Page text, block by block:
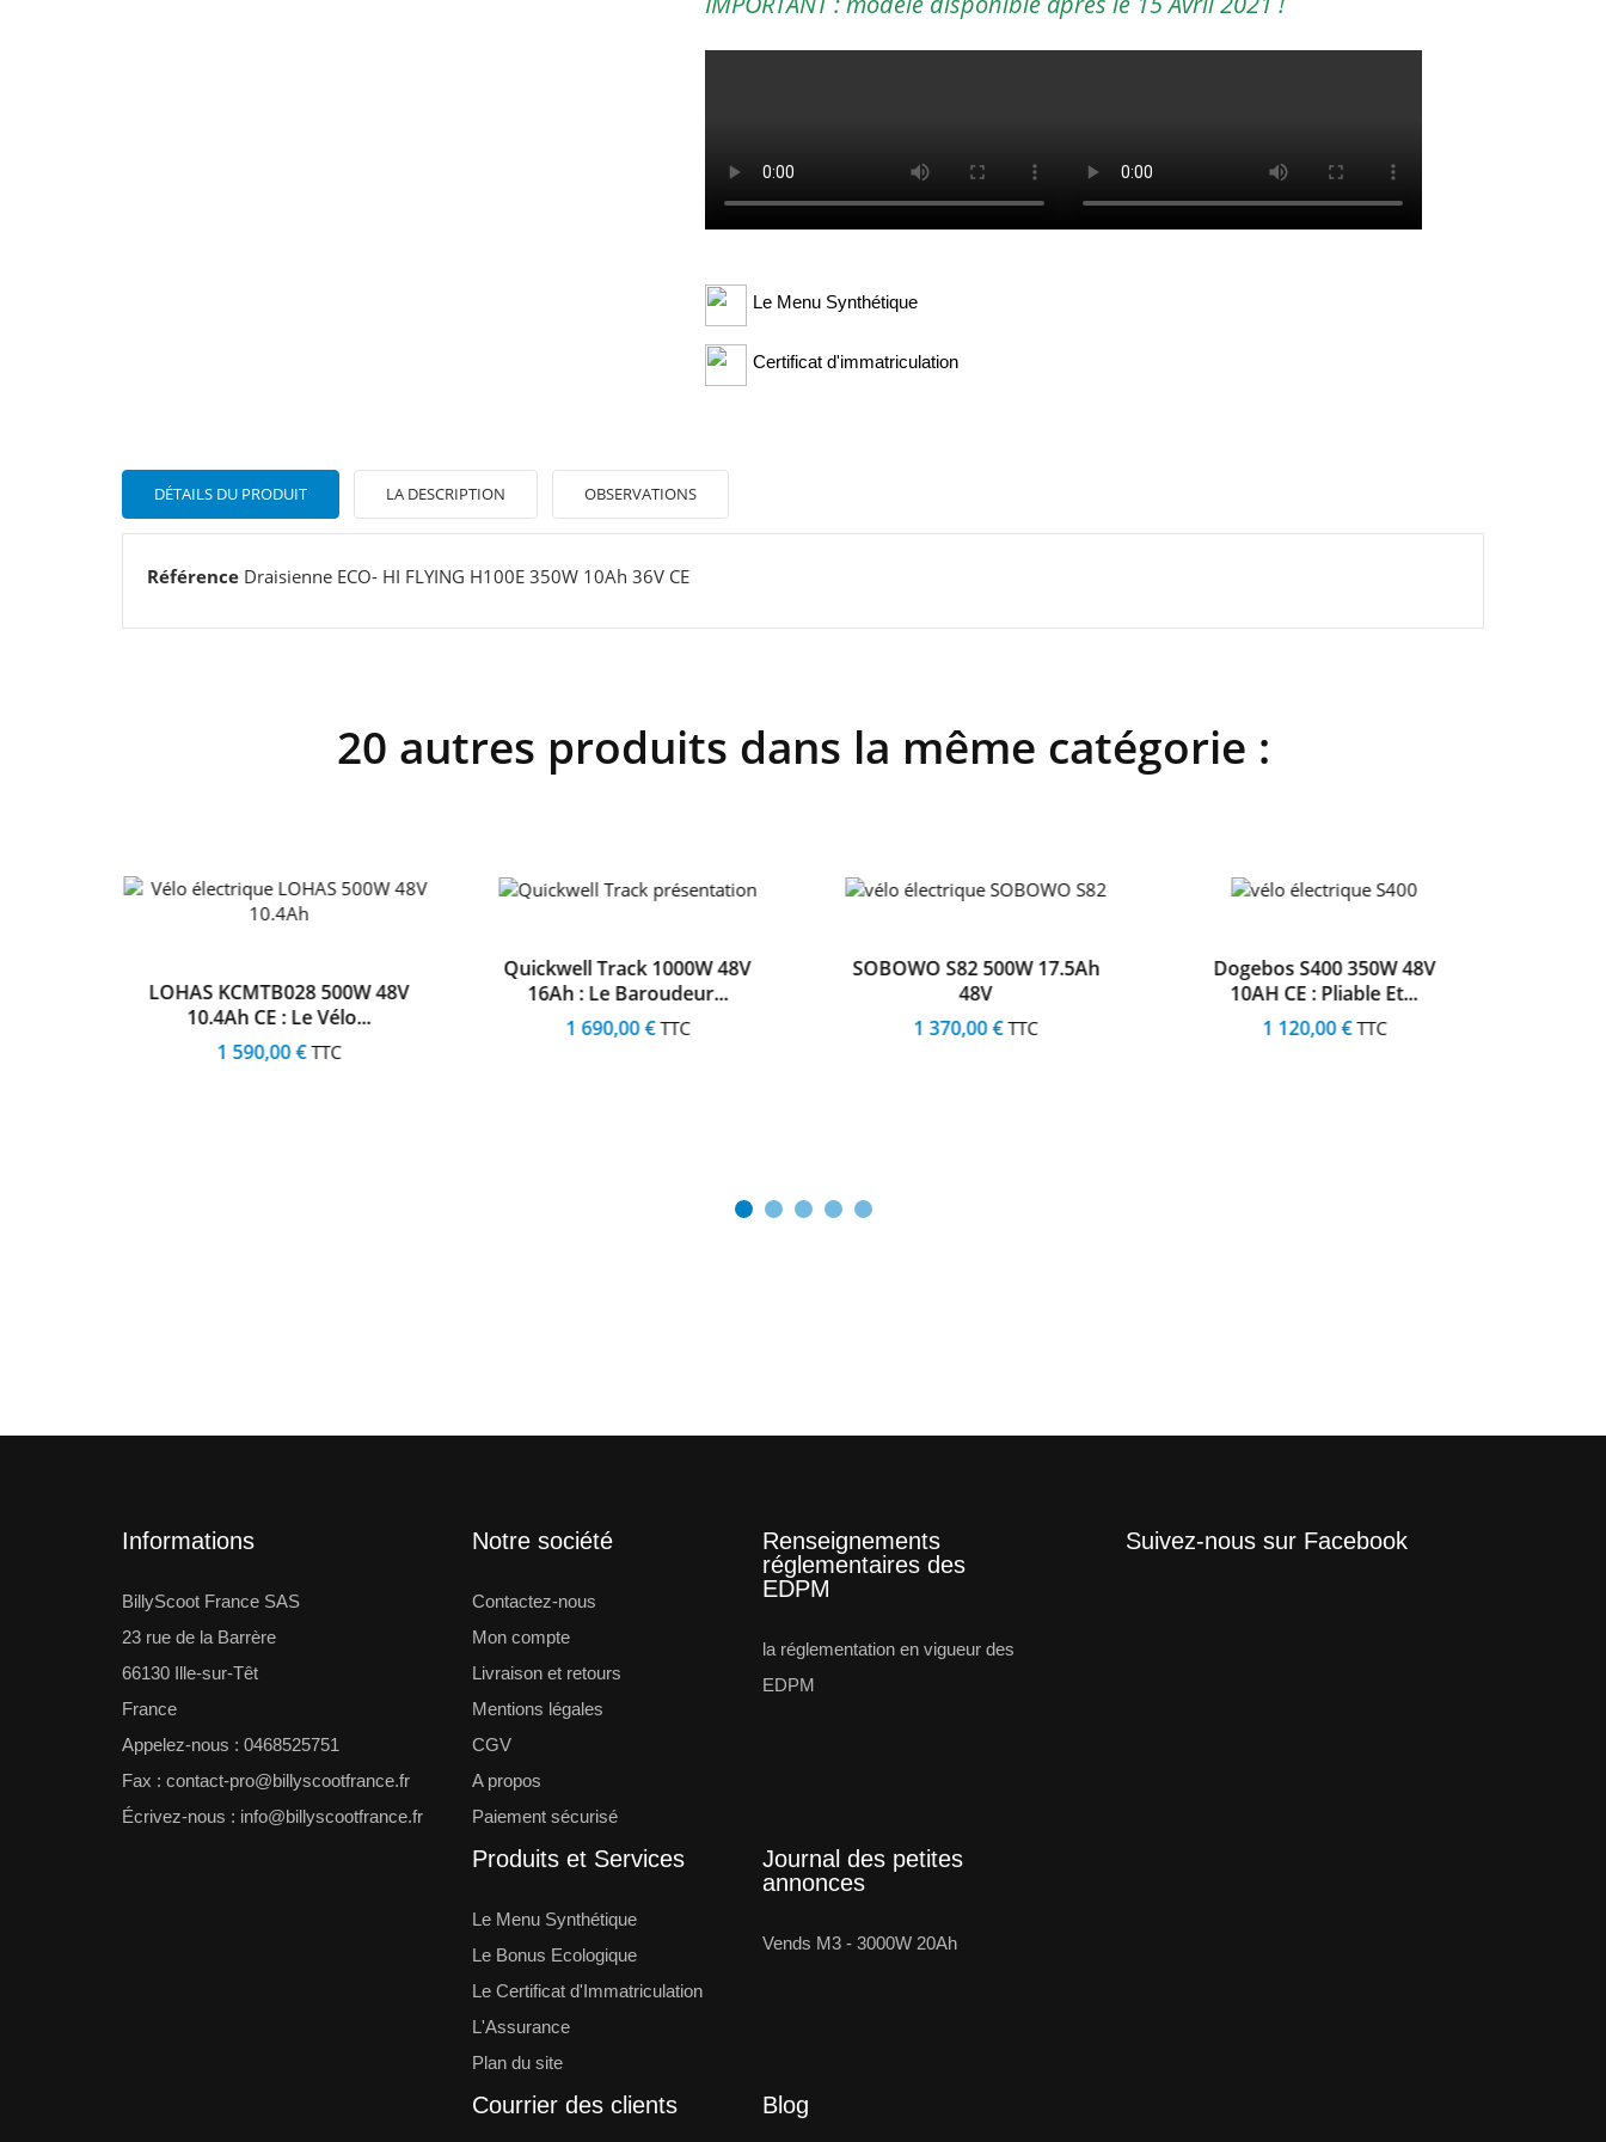
Le Menu Synthétique
Certificat d'immatriculation
DÉTAILS DU PRODUIT LA DESCRIPTION OBSERVATIONS
Référence Draisienne ECO- HI FLYING H100E 350W 10Ah 36V CE
20 autres produits dans la même catégorie :
LOHAS KCMTB028 500W 48V
10.4Ah CE : Le Vélo...
1 590,00 €TTC
Quickwell Track 1000W 48V
16Ah : Le Baroudeur...
1 690,00 €TTC
SOBOWO S82 500W 17.5Ah
48V
1 370,00 €TTC
Dogebos S400 350W 48V
10AH CE : Pliable Et...
1 120,00 €TTC
Informations
BillyScoot France SAS
23 rue de la Barrère
66130 Ille-sur-Têt
France
Appelez-nous : 0468525751
Fax : contact-pro@billyscootfrance.fr
Écrivez-nous : info@billyscootfrance.fr
Notre société
Contactez-nous
Mon compte
Livraison et retours
Mentions légales
CGV
A propos
Paiement sécurisé
Renseignements
réglementaires des
EDPM
la réglementation en vigueur des
EDPM
Produits et Services
Le Menu Synthétique
Le Bonus Ecologique
Le Certificat d'Immatriculation
L'Assurance
Plan du site
Journal des petites
annonces
Vends M3 - 3000W 20Ah
Courrier des clients Blog
Suivez-nous sur Facebook